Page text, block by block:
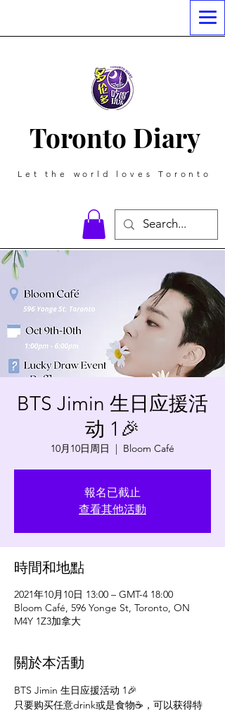
Toronto Diary
Let the world loves Toronto
BTS Jimin 生日应援活
动 1🎉
10月10日周日
  |
Bloom Café
報名已截止
查看其他活動
時間和地點
2021年10月10日 13:00 – GMT-4 18:00
Bloom Café, 596 Yonge St, Toronto, ON
M4Y 1Z3加拿大
關於本活動
BTS Jimin 生日应援活动 1🎉
只要购买任意drink或是食物☕️，可以获得特